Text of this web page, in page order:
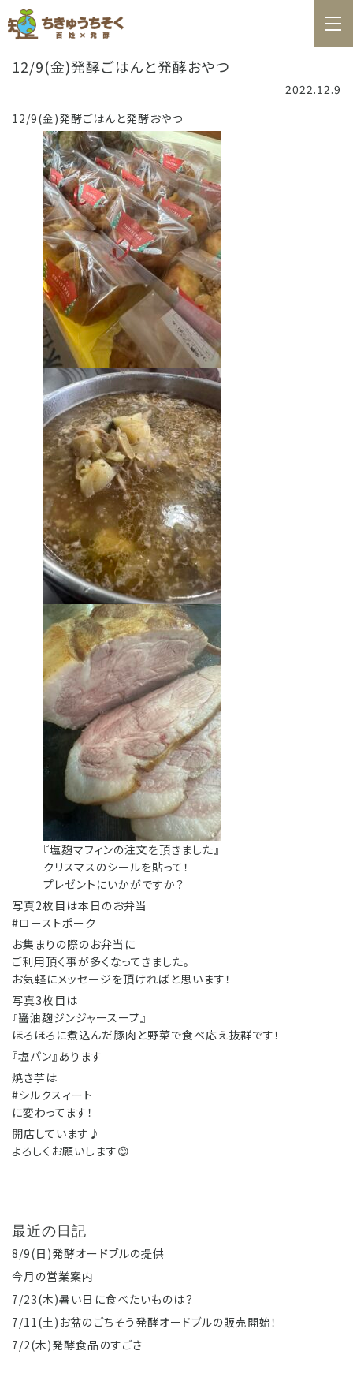
百姓日記
お知らせ
お問合せ
料理教室カレンダー
商品の購入
12/9(金)発酵ごはんと発酵おやつ
2022.12.9
12/9(金)発酵ごはんと発酵おやつ
『塩麹マフィンの注文を頂きました』
クリスマスのシールを貼って！
プレゼントにいかがですか？
写真2枚目は本日のお弁当
#ローストポーク
お集まりの際のお弁当に
ご利用頂く事が多くなってきました。
お気軽にメッセージを頂ければと思います！
写真3枚目は
『醤油麹ジンジャースープ』
ほろほろに煮込んだ豚肉と野菜で食べ応え抜群です！
『塩パン』あります
焼き芋は
#シルクスィート
に変わってます！
開店しています♪
よろしくお願いします😊
最近の日記
8/9(日)発酵オードブルの提供
今月の営業案内
7/23(木)暑い日に食べたいものは？
7/11(土)お盆のごちそう発酵オードブルの販売開始！
7/2(木)発酵食品のすごさ